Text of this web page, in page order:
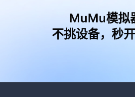
MuMu模拟
不挑设备，秒开